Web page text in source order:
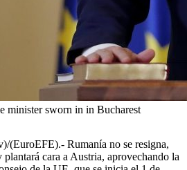
minister sworn in in Bucharest
(EuroEFE).- Rumanía no se resigna,
cara a Austria, aprovechando la